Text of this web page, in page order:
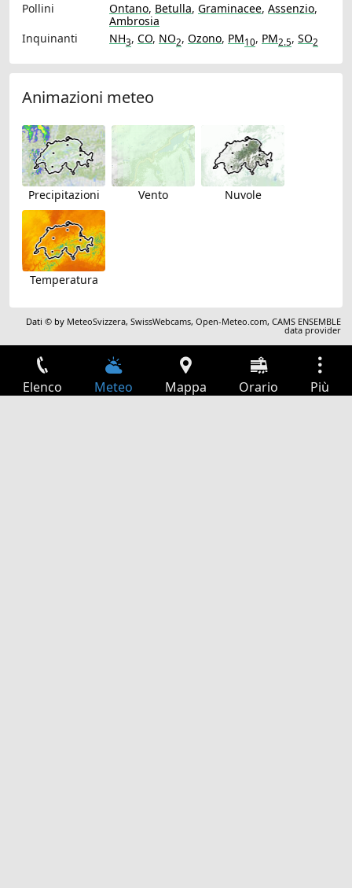
Pollini
Ontano, Betulla, Graminacee, Assenzio,
Ambrosia
Inquinanti
NH3, CO, NO2, Ozono, PM10, PM2.5, SO2
Animazioni meteo
Precipitazioni Vento Nuvole
Temperatura
Dati © by MeteoSvizzera,SwissWebcams,Open-Meteo.com,CAMS ENSEMBLE
data provider
Elenco Meteo Mappa Orario Più